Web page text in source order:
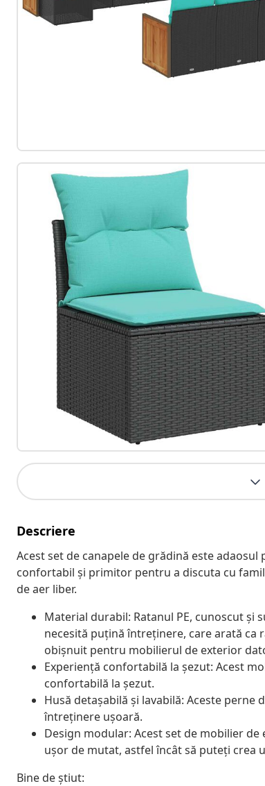
Descriere
Acest set de canapele de grădină este
confortabil și primitor pentru a discuta cu
de aer liber.
Material durabil: Ratanul PE, cunoscut
necesită puțină întreținere, care arată ca
obișnuit pentru mobilierul de exterior
Experiență confortabilă la șezut: Acest
confortabilă la șezut.
Husă detașabilă și lavabilă: Aceste
întreținere ușoară.
Design modular: Acest set de mobilier
ușor de mutat, astfel încât să puteți crea
Bine de știut: